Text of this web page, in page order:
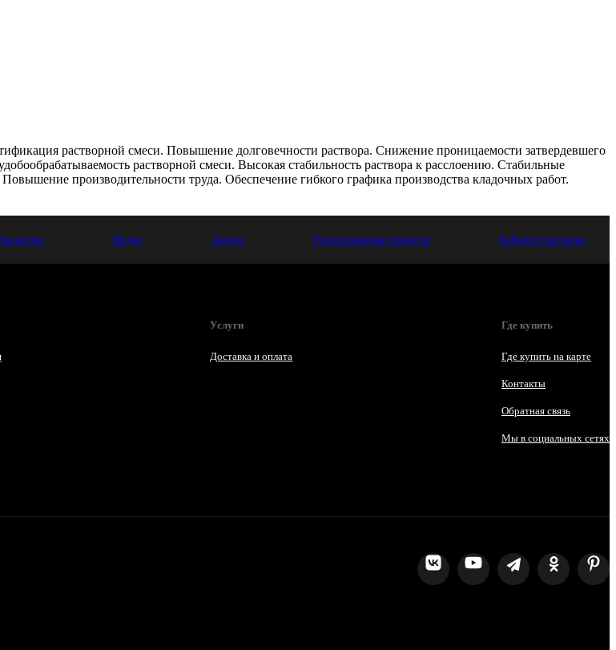
растворной смеси. Повышение долговечности раствора. Снижение проницаемости затвердевшего
растворной смеси. Высокая стабильность раствора к расслоению. Стабильные
производительности труда. Обеспечение гибкого графика производства кладочных работ.
Видео Акции Реализованные проекты Кабинет партнера
Услуги
Доставка и оплата
Где купить
Где купить на карте
Контакты
Обратная связь
Мы в социальных сетях